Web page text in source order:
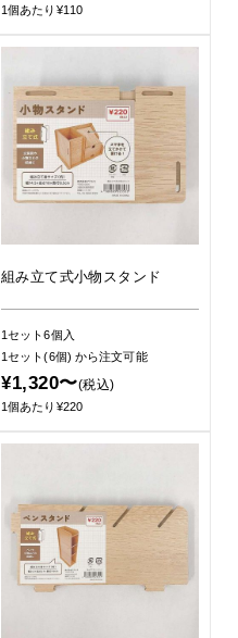
1個あたり¥110
組み立て式小物スタンド
1セット6個入
1セット(6個) から注文可能
¥1,320〜(税込)
1個あたり¥220